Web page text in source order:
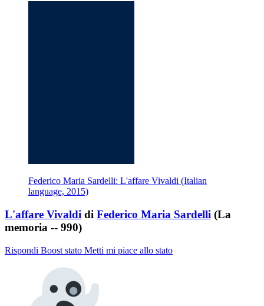
Federico Maria Sardelli: L'affare Vivaldi (Italian
language, 2015)
L'affare Vivaldi di Federico Maria Sardelli (La
memoria -- 990)
Rispondi Boost stato Metti mi piace allo stato